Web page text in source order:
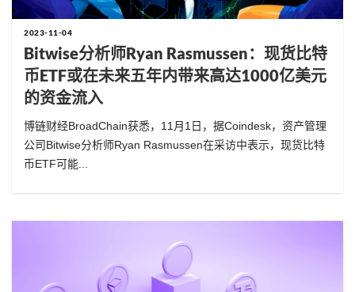
2023-11-04
Bitwise分析师Ryan Rasmussen：现货比特
币ETF或在未来五年内带来高达1000亿美元
的资金流入
博链财经BroadChain获悉，11月1日，据Coindesk，资产管理
公司Bitwise分析师Ryan Rasmussen在采访中表示，现货比特
币ETF可能...